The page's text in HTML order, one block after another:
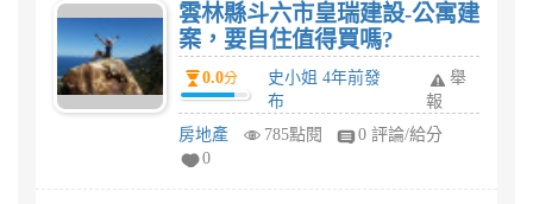
雲林縣斗六市皇瑞建設-公寓建
案，要自住值得買嗎?
0.0分
史小姐 4年前發
布
舉
報
房地產
785點閱
0 評論/給分
0